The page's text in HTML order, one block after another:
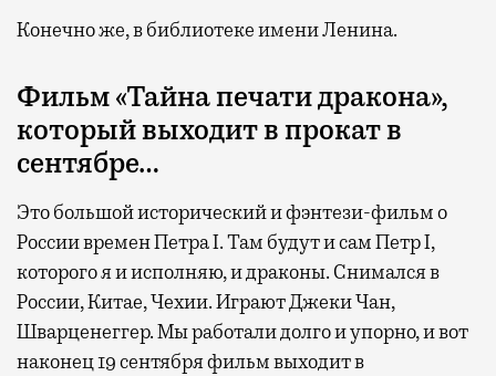
Конечно же, в библиотеке имени Ленина.
Фильм «Тайна печати дракона»,
который выходит в прокат в
сентябре…
Это большой исторический и фэнтези-фильм о
России времен Петра I. Там будут и сам Петр I,
которого я и исполняю, и драконы. Снимался в
России, Китае, Чехии. Играют Джеки Чан,
Шварценеггер. Мы работали долго и упорно, и вот
наконец 19 сентября фильм выходит в